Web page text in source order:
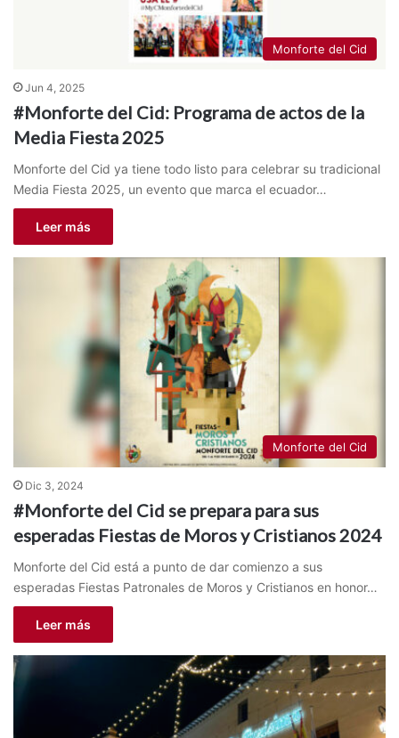
Monforte del Cid
Jun 4, 2025
#Monforte del Cid: Programa de actos de la
Media Fiesta 2025
Monforte del Cid ya tiene todo listo para celebrar su tradicional
Media Fiesta 2025, un evento que marca el ecuador…
Leer más
Monforte del Cid
Dic 3, 2024
#Monforte del Cid se prepara para sus
esperadas Fiestas de Moros y Cristianos 2024
Monforte del Cid está a punto de dar comienzo a sus
esperadas Fiestas Patronales de Moros y Cristianos en honor…
Leer más